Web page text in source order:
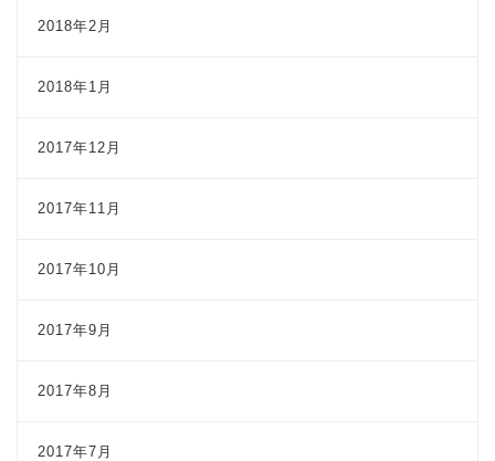
2018年2月
2018年1月
2017年12月
2017年11月
2017年10月
2017年9月
2017年8月
2017年7月